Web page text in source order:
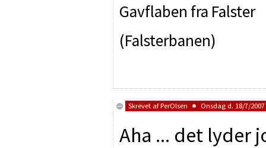
Gavflaben fra Falster
(Falsterbanen)
Skrevet afPerOlsen Onsdag d. 18/7/2007
Aha ... det lyder